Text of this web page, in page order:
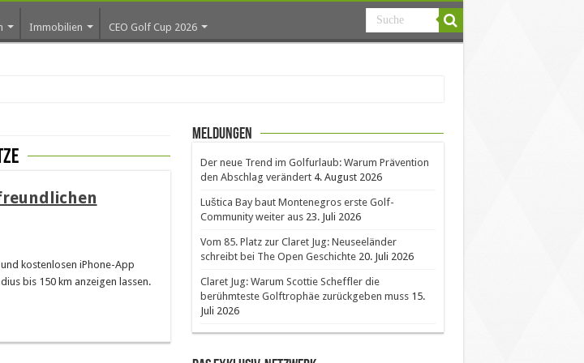
Immobilien CEO Golf Cup 2026
kostenlosen iPhone-App
bis 150 km anzeigen lassen.
Meldungen
Der neue Trend im Golfurlaub: Warum Prävention
den Abschlag verändert 4. August 2026
Luštica Bay baut Montenegros erste Golf-
Community weiter aus 23. Juli 2026
Vom 85. Platz zur Claret Jug: Neuseeländer
schreibt bei The Open Geschichte 20. Juli 2026
Claret Jug: Warum Scottie Scheffler die
berühmteste Golftrophäe zurückgeben muss 15.
Juli 2026